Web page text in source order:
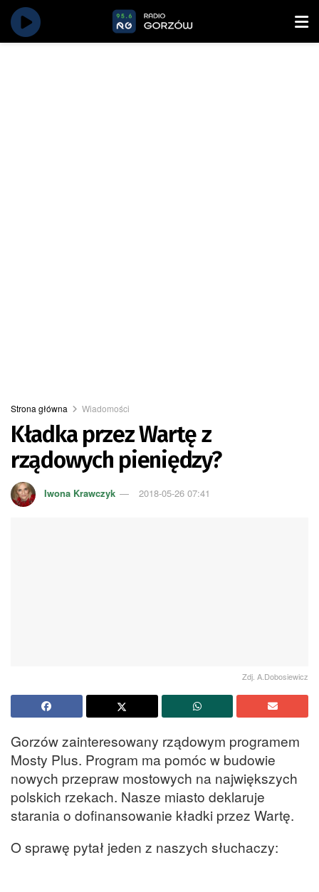
Strona główna Wiadomości
Kładka przez Wartę z
rządowych pieniędzy?
Iwona Krawczyk 2018-05-26 07:41
Zdj. A.Dobosiewicz
Gorzów zainteresowany rządowym programem
Mosty Plus. Program ma pomóc w budowie
nowych przepraw mostowych na największych
polskich rzekach. Nasze miasto deklaruje
starania o dofinansowanie kładki przez Wartę.
O sprawę pytał jeden z naszych słuchaczy: